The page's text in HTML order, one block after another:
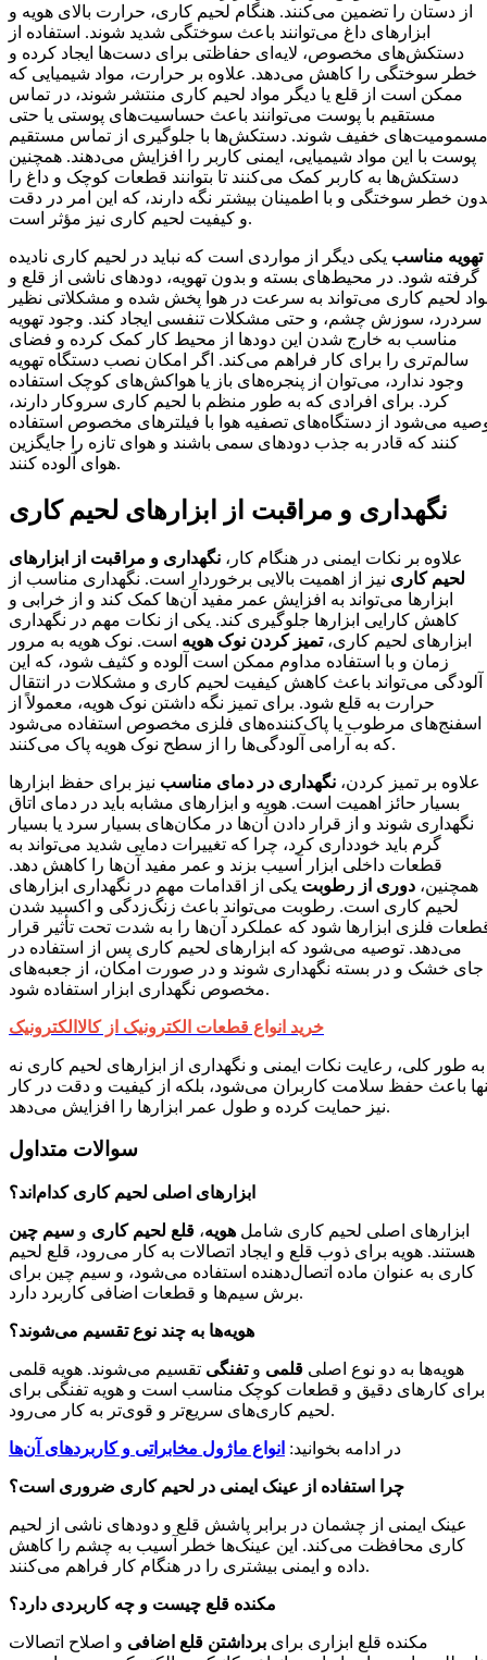
از دستان را تضمین می‌کنند. هنگام لحیم کاری، حرارت بالای هویه و
ابزارهای داغ می‌توانند باعث سوختگی شدید شوند. استفاده از
دستکش‌های مخصوص، لایه‌ای حفاظتی برای دست‌ها ایجاد کرده و
خطر سوختگی را کاهش می‌دهد. علاوه بر حرارت، مواد شیمیایی که
ممکن است از قلع یا دیگر مواد لحیم کاری منتشر شوند، در تماس
مستقیم با پوست می‌توانند باعث حساسیت‌های پوستی یا حتی
مسمومیت‌های خفیف شوند. دستکش‌ها با جلوگیری از تماس مستقیم
پوست با این مواد شیمیایی، ایمنی کاربر را افزایش می‌دهند. همچنین
دستکش‌ها به کاربر کمک می‌کنند تا بتوانند قطعات کوچک و داغ را
خطر سوختگی و با اطمینان بیشتر نگه دارند، که این امر در دقت
و کیفیت لحیم کاری نیز مؤثر است.
تهویه مناسب یکی دیگر از مواردی است که نباید در لحیم کاری نادیده
گرفته شود. در محیط‌های بسته و بدون تهویه، دودهای ناشی از قلع و
لحیم کاری می‌تواند به سرعت در هوا پخش شده و مشکلاتی نظیر
سردرد، سوزش چشم، و حتی مشکلات تنفسی ایجاد کند. وجود تهویه
مناسب به خارج شدن این دودها از محیط کار کمک کرده و فضای
سالم‌تری را برای کار فراهم می‌کند. اگر امکان نصب دستگاه تهویه
وجود ندارد، می‌توان از پنجره‌های باز یا هواکش‌های کوچک استفاده
کرد. برای افرادی که به طور منظم با لحیم کاری سروکار دارند،
می‌شود از دستگاه‌های تصفیه هوا با فیلترهای مخصوص استفاده
کنند که قادر به جذب دودهای سمی باشند و هوای تازه را جایگزین
هوای آلوده کنند.
نگهداری و مراقبت از ابزارهای لحیم کاری
علاوه بر نکات ایمنی در هنگام کار، نگهداری و مراقبت از ابزارهای
لحیم کاری نیز از اهمیت بالایی برخوردار است. نگهداری مناسب از
ابزارها می‌تواند به افزایش عمر مفید آن‌ها کمک کند و از خرابی و
کاهش کارایی ابزارها جلوگیری کند. یکی از نکات مهم در نگهداری
ابزارهای لحیم کاری،تمیز کردن نوک هویه است. نوک هویه به مرور
زمان و با استفاده مداوم ممکن است آلوده و کثیف شود، که این
آلودگی می‌تواند باعث کاهش کیفیت لحیم کاری و مشکلات در انتقال
حرارت به قلع شود. برای تمیز نگه داشتن نوک هویه، معمولاً از
اسفنج‌های مرطوب یا پاک‌کننده‌های فلزی مخصوص استفاده می‌شود
که به آرامی آلودگی‌ها را از سطح نوک هویه پاک می‌کنند.
علاوه بر تمیز کردن، نگهداری در دمای مناسب نیز برای حفظ ابزارها
بسیار حائز اهمیت است. هویه و ابزارهای مشابه باید در دمای اتاق
نگهداری شوند و از قرار دادن آن‌ها در مکان‌های بسیار سرد یا بسیار
گرم باید خودداری کرد، چرا که تغییرات دمایی شدید می‌تواند به
قطعات داخلی ابزار آسیب بزند و عمر مفید آن‌ها را کاهش دهد.
همچنین، دوری از رطوبت یکی از اقدامات مهم در نگهداری ابزارهای
لحیم کاری است. رطوبت می‌تواند باعث زنگ‌زدگی و اکسید شدن
فلزی ابزارها شود که عملکرد آن‌ها را به شدت تحت تأثیر قرار
می‌دهد. توصیه می‌شود که ابزارهای لحیم کاری پس از استفاده در
جای خشک و در بسته نگهداری شوند و در صورت امکان، از جعبه‌های
مخصوص نگهداری ابزار استفاده شود.
خرید انواع قطعات الکترونیک از کالاالکترونیک
به طور کلی، رعایت نکات ایمنی و نگهداری از ابزارهای لحیم کاری نه
باعث حفظ سلامت کاربران می‌شود، بلکه از کیفیت و دقت در کار
نیز حمایت کرده و طول عمر ابزارها را افزایش می‌دهد.
ابزارهای اصلی لحیم کاری کدام‌اند؟
ابزارهای اصلی لحیم کاری شامل هویه، قلع لحیم کاری و سیم چین
هستند. هویه برای ذوب قلع و ایجاد اتصالات به کار می‌رود، قلع لحیم
کاری به عنوان ماده اتصال‌دهنده استفاده می‌شود، و سیم چین برای
برش سیم‌ها و قطعات اضافی کاربرد دارد.
هویه‌ها به چند نوع تقسیم می‌شوند؟
هویه‌ها به دو نوع اصلی قلمی وتفنگی تقسیم می‌شوند. هویه قلمی
برای کارهای دقیق و قطعات کوچک مناسب است و هویه تفنگی برای
لحیم کاری‌های سریع‌تر و قوی‌تر به کار می‌رود.
در ادامه بخوانید: انواع ماژول مخابراتی و کاربردهای آن‌ها
چرا استفاده از عینک ایمنی در لحیم کاری ضروری است؟
عینک ایمنی از چشمان در برابر پاشش قلع و دودهای ناشی از لحیم
کاری محافظت می‌کند. این عینک‌ها خطر آسیب به چشم را کاهش
داده و ایمنی بیشتری را در هنگام کار فراهم می‌کنند.
مکنده قلع چیست و چه کاربردی دارد؟
مکنده قلع ابزاری برای برداشتن قلع اضافی و اصلاح اتصالات